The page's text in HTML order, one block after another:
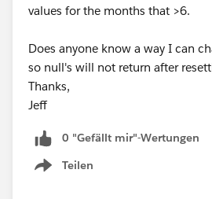
values for the months that >6.
Does anyone know a way I can
so null's will not return after
Thanks,
Jeff
0 "Gefällt mir"-Wertungen
Teilen
Show menu